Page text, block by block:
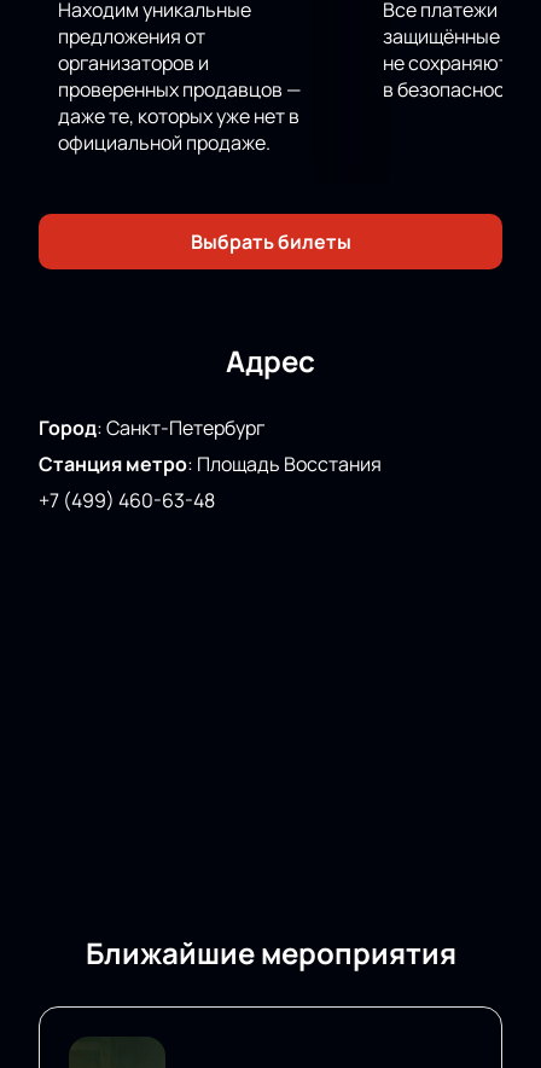
Находим уникальные
предложения от
организаторов и
проверенных продавцов —
даже те, которых уже нет в
официальной продаже.
Все платежи
защищённые
не сохраняются
в безопасности.
Выбрать билеты
Адрес
Город:Санкт-Петербург
Станция метро: Площадь Восстания
+7 (499) 460-63-48
Ближайшие мероприятия